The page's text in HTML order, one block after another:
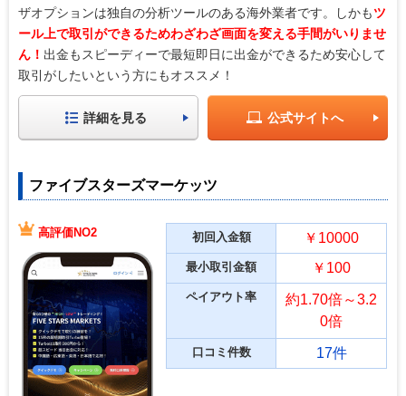
ザオプションは独自の分析ツールのある海外業者です。しかもツ
ール上で取引ができるためわざわざ画面を変える手間がいりませ
ん！ 出金もスピーディーで最短即日に出金ができるため安心して
取引がしたいという方にもオススメ！
詳細を見る 公式サイトへ
ファイブスターズマーケッツ
高評価NO2 初回入金額 ￥10000
最小取引金額 ￥100
ペイアウト率
約1.70倍～3.2
0倍
口コミ件数 17件